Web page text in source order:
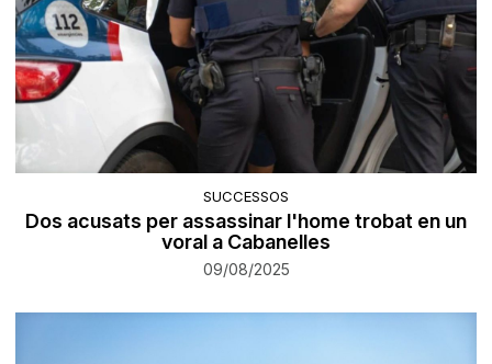
SUCCESSOS
Dos acusats per assassinar l'home trobat en un
voral a Cabanelles
09/08/2025